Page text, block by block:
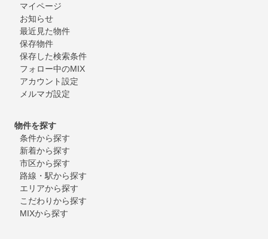
マイページ
お知らせ
最近見た物件
保存物件
保存した検索条件
フォロー中のMIX
アカウント設定
メルマガ設定
物件を探す
条件から探す
新着から探す
市区から探す
路線・駅から探す
エリアから探す
こだわりから探す
MIXから探す